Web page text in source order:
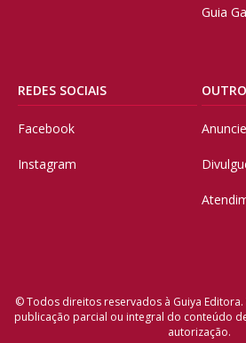
Guia
REDES SOCIAIS
Facebook
Instagram
© Todos direitos reservados à Guiya
publicação parcial ou integral do conteúdo
autorização.